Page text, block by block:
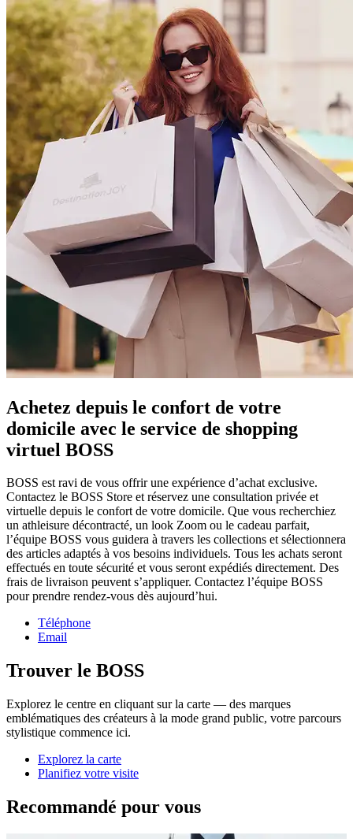
Achetez depuis le confort de votre
domicile avec le service de shopping
virtuel BOSS
BOSS est ravi de vous offrir une expérience d’achat exclusive.
Contactez le BOSS Store et réservez une consultation privée et
virtuelle depuis le confort de votre domicile. Que vous recherchiez
un athleisure décontracté, un look Zoom ou le cadeau parfait,
l’équipe BOSS vous guidera à travers les collections et sélectionnera
des articles adaptés à vos besoins individuels. Tous les achats seront
effectués en toute sécurité et vous seront expédiés directement. Des
frais de livraison peuvent s’appliquer. Contactez l’équipe BOSS
pour prendre rendez-vous dès aujourd’hui.
Téléphone
Email
Trouver le BOSS
Explorez le centre en cliquant sur la carte — des marques
emblématiques des créateurs à la mode grand public, votre parcours
stylistique commence ici.
Explorez la carte
Planifiez votre visite
Recommandé pour vous